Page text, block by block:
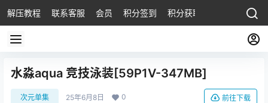
解压教程 联系客服 会员 积分签到 积分获取
水淼aqua 竞技泳装[59P1V-347MB]
次元单集 25年6月8日 0 前往下载